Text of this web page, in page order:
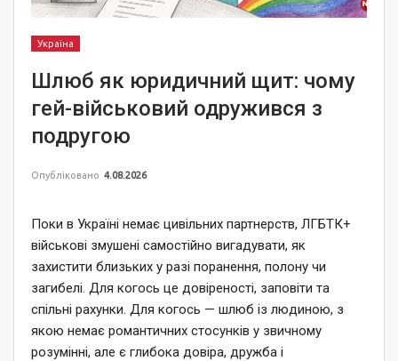
Україна
Шлюб як юридичний щит: чому
гей-військовий одружився з
подругою
Опубліковано 4.08.2026
Поки в Україні немає цивільних партнерств, ЛГБТК+
військові змушені самостійно вигадувати, як
захистити близьких у разі поранення, полону чи
загибелі. Для когось це довіреності, заповіти та
спільні рахунки. Для когось — шлюб із людиною, з
якою немає романтичних стосунків у звичному
розумінні, але є глибока довіра, дружба і